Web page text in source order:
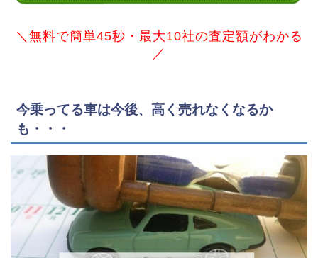
＼無料で簡単45秒・最大10社の査定額がわかる
／
今乗ってる車は今後、高く売れなくなるか
も・・・